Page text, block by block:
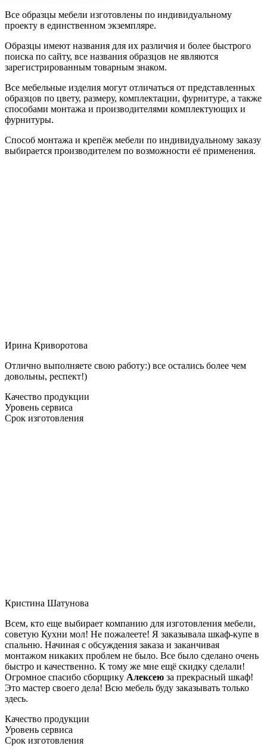
Все образцы мебели изготовлены по индивидуальному
проекту в единственном экземпляре.
Образцы имеют названия для их различия и более быстрого
поиска по сайту, все названия образцов не являются
зарегистрированным товарным знаком.
Все мебельные изделия могут отличаться от представленных
образцов по цвету, размеру, комплектации, фурнитуре, а также
способами монтажа и производителями комплектующих и
фурнитуры.
Способ монтажа и крепёж мебели по индивидуальному заказу
выбирается производителем по возможности её применения.
Ирина Криворотова
Отлично выполняете свою работу:) все остались более чем
довольны, респект!)
Качество продукции
Уровень сервиса
Срок изготовления
Кристина Шатунова
Всем, кто еще выбирает компанию для изготовления мебели,
советую Кухни мол! Не пожалеете! Я заказывала шкаф-купе в
спальню. Начиная с обсуждения заказа и заканчивая
монтажом никаких проблем не было. Все было сделано очень
быстро и качественно. К тому же мне ещё скидку сделали!
Огромное спасибо сборщику Алексею за прекрасный шкаф!
Это мастер своего дела! Всю мебель буду заказывать только
здесь.
Качество продукции
Уровень сервиса
Срок изготовления